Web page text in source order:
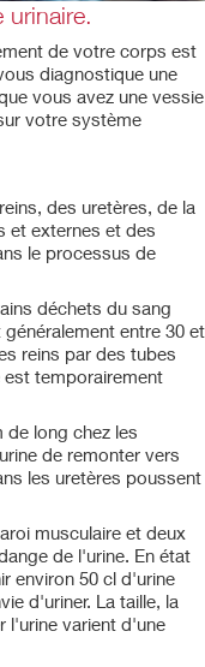
urinaire.
de votre corps est
diagnostique une
vous avez une vessie
votre système
des uretères, de la
et externes et des
le processus de
déchets du sang
entre 30 et
reins par des tubes
est temporairement
de long chez les
de remonter vers
les uretères poussent
musculaire et deux
de l'urine. En état
environ 50 cl d'urine
d'uriner. La taille, la
l'urine varient d'une